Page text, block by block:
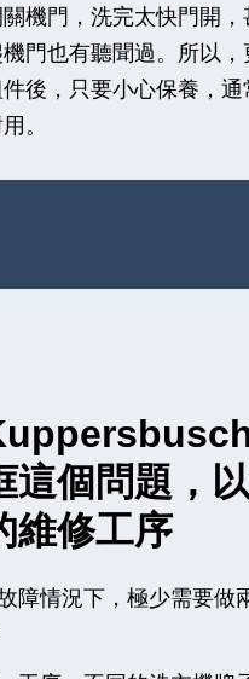
機門，洗完太快門開，
門也有聽聞過。所以，
後，只要小心保養，通
。
這個問題，
維修工序
障情況下，極少需要做